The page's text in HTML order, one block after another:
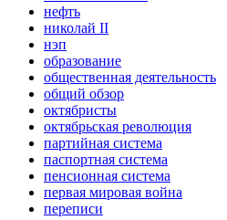
нефть
николай II
нэп
образование
общественная деятельность
общий обзор
октябристы
октябрьская революция
партийная система
паспортная система
пенсионная система
первая мировая война
переписи